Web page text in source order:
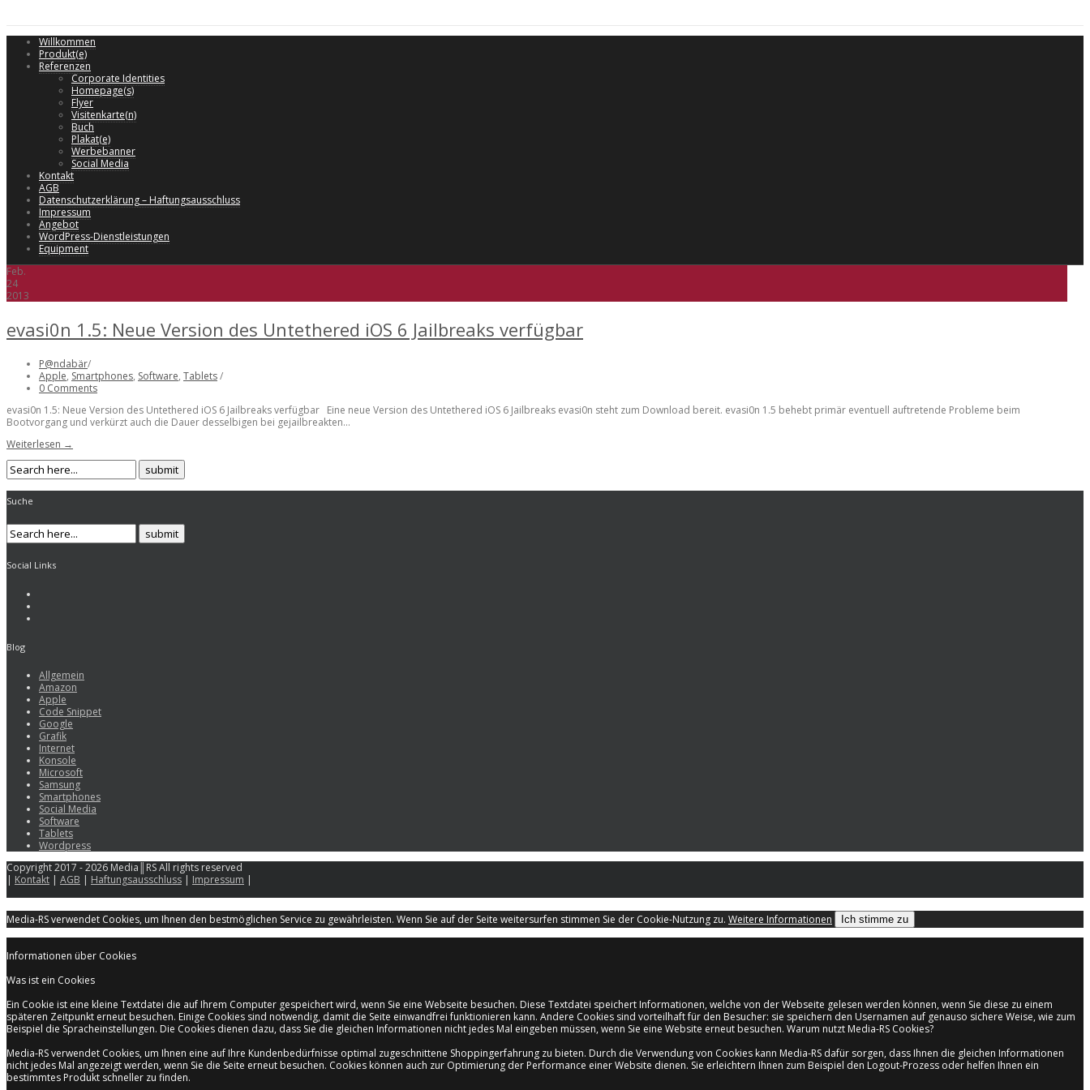
Willkommen
Produkt(e)
Referenzen
Corporate Identities
Homepage(s)
Flyer
Visitenkarte(n)
Buch
Plakat(e)
Werbebanner
Social Media
Kontakt
AGB
Datenschutzerklärung – Haftungsausschluss
Impressum
Angebot
WordPress-Dienstleistungen
Equipment
Feb.
24
2013
evasi0n 1.5: Neue Version des Untethered iOS 6 Jailbreaks verfügbar
P@ndabär/
Apple, Smartphones, Software, Tablets/
0 Comments
evasi0n 1.5: Neue Version des Untethered iOS 6 Jailbreaks verfügbar Eine neue Version des Untethered iOS 6 Jailbreaks evasi0n steht zum Download bereit. evasi0n 1.5 behebt primär eventuell auftretende Probleme beim
Bootvorgang und verkürzt auch die Dauer desselbigen bei gejailbreakten...
Weiterlesen →
Suche
Social Links
Blog
Allgemein
Amazon
Apple
Code Snippet
Google
Grafik
Internet
Konsole
Microsoft
Samsung
Smartphones
Social Media
Software
Tablets
Wordpress
Copyright 2017 - 2026 Media║RS All rights reserved
| Kontakt | AGB | Haftungsausschluss | Impressum |
Media-RS verwendet Cookies, um Ihnen den bestmöglichen Service zu gewährleisten. Wenn Sie auf der Seite weitersurfen stimmen Sie der Cookie-Nutzung zu. Weitere Informationen Ich stimme zu
Informationen über Cookies
Was ist ein Cookies
Ein Cookie ist eine kleine Textdatei die auf Ihrem Computer gespeichert wird, wenn Sie eine Webseite besuchen. Diese Textdatei speichert Informationen, welche von der Webseite gelesen werden können, wenn Sie diese zu einem
späteren Zeitpunkt erneut besuchen. Einige Cookies sind notwendig, damit die Seite einwandfrei funktionieren kann. Andere Cookies sind vorteilhaft für den Besucher: sie speichern den Usernamen auf genauso sichere Weise, wie zum
Beispiel die Spracheinstellungen. Die Cookies dienen dazu, dass Sie die gleichen Informationen nicht jedes Mal eingeben müssen, wenn Sie eine Website erneut besuchen. Warum nutzt Media-RS Cookies?
Media-RS verwendet Cookies, um Ihnen eine auf Ihre Kundenbedürfnisse optimal zugeschnittene Shoppingerfahrung zu bieten. Durch die Verwendung von Cookies kann Media-RS dafür sorgen, dass Ihnen die gleichen Informationen
nicht jedes Mal angezeigt werden, wenn Sie die Seite erneut besuchen. Cookies können auch zur Optimierung der Performance einer Website dienen. Sie erleichtern Ihnen zum Beispiel den Logout-Prozess oder helfen Ihnen ein
bestimmtes Produkt schneller zu finden.